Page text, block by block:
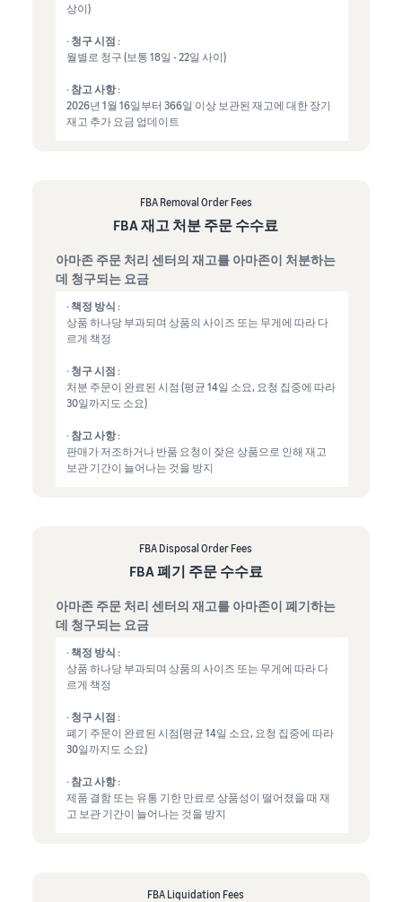
상이)
· 청구 시점 :
월별로 청구 (보통 18일 - 22일 사이)
· 참고 사항 :
2026년 1월 16일부터 366일 이상 보관된 재고에 대한 장기
재고 추가 요금 업데이트
FBA Removal Order Fees
FBA 재고 처분 주문 수수료
아마존 주문 처리 센터의 재고를 아마존이 처분하는
데 청구되는 요금
· 책정 방식 :
상품 하나당 부과되며 상품의 사이즈 또는 무게에 따라 다
르게 책정
· 청구 시점 :
처분 주문이 완료된 시점 (평균 14일 소요, 요청 집중에 따라
30일까지도 소요)
· 참고 사항 :
판매가 저조하거나 반품 요청이 잦은 상품으로 인해 재고
보관 기간이 늘어나는 것을 방지
FBA Disposal Order Fees
FBA 폐기 주문 수수료
아마존 주문 처리 센터의 재고를 아마존이 폐기하는
데 청구되는 요금
· 책정 방식 :
상품 하나당 부과되며 상품의 사이즈 또는 무게에 따라 다
르게 책정
· 청구 시점 :
폐기 주문이 완료된 시점(평균 14일 소요, 요청 집중에 따라
30일까지도 소요)
· 참고 사항 :
제품 결함 또는 유통 기한 만료로 상품성이 떨어졌을 때 재
고 보관 기간이 늘어나는 것을 방지
FBA Liquidation Fees